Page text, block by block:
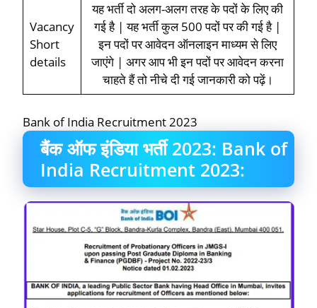
Vacancy
Short
details
यह भर्ती दो अलग-अलग तरह के पदों के लिए की
गई है | यह भर्ती कुल 500 पदों पर की गई है |
इन पदों पर आवेदन ऑनलाइन माध्यम से लिए
जाएंगे | अगर आप भी इन पदों पर आवेदन करना
चाहते हैं तो नीचे दी गई जानकारी को पढ़ें।
Bank of India Recruitment 2023
बैंक ऑफ इंडिया भर्ती 2023: Bank of
India Recruitment 2023: